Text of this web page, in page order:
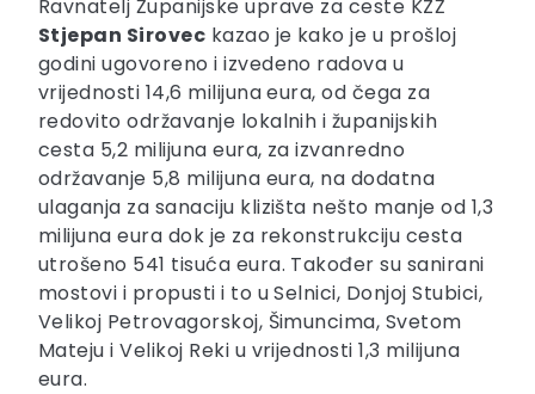
Ravnatelj Županijske uprave za ceste KZŽ
Stjepan Sirovec kazao je kako je u prošloj
godini ugovoreno i izvedeno radova u
vrijednosti 14,6 milijuna eura, od čega za
redovito održavanje lokalnih i županijskih
cesta 5,2 milijuna eura, za izvanredno
održavanje 5,8 milijuna eura, na dodatna
ulaganja za sanaciju klizišta nešto manje od 1,3
milijuna eura dok je za rekonstrukciju cesta
utrošeno 541 tisuća eura. Također su sanirani
mostovi i propusti i to u Selnici, Donjoj Stubici,
Velikoj Petrovagorskoj, Šimuncima, Svetom
Mateju i Velikoj Reki u vrijednosti 1,3 milijuna
eura.